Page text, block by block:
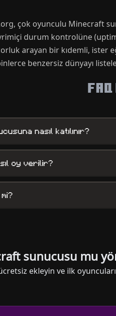
çok oyunculu Minecraft
durum kontrolüne
arayan bir kıdemli, ister
benzersiz dünyayı
nasıl katılınır?
oy verilir?
sunucusu mu
ekleyin ve ilk